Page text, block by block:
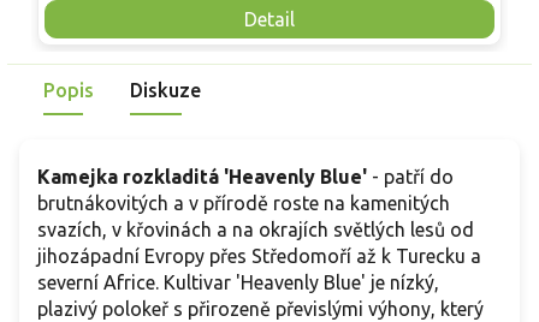
Detail
rostlina nepolehává a udržuje čistý tvar porostu. Vyniká v
kombinaci s trvalkami jemnější struktury, jako jsou šalvěje,
levandule nebo okrasné trávy, kde vytváří jasný vizuální
kontrast. Hodí se do přírodně laděných i strukturovaných
výsadeb, dobře funguje i v řezané podobě, kde květy vydrží
podmínek střední Evropy.
Popis Diskuze
Kamejka rozkladitá 'Heavenly Blue' - patří do
brutnákovitých a v přírodě roste na kamenitých
svazích, v křovinách a na okrajích světlých lesů od
jihozápadní Evropy přes Středomoří až k Turecku a
severní Africe. Kultivar 'Heavenly Blue' je nízký,
plazivý polokeř s přirozeně převislými výhony, který